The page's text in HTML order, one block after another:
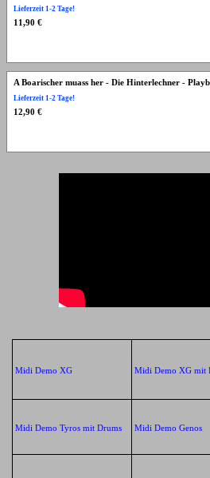
Lieferzeit 1-2 Tage!
11,90 €
A Boarischer muass her - Die Hinterlechner -
Lieferzeit 1-2 Tage!
12,90 €
Midi Demo XG Midi Demo XG mit
Midi Demo Tyros mit Drums Midi Demo Genos